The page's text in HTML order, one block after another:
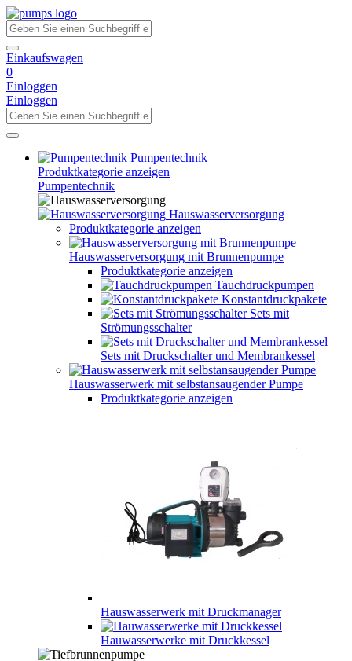
Einkaufswagen
0
Einloggen
Einloggen
Pumpentechnik
Produktkategorie anzeigen
Pumpentechnik
Hauswasserversorgung
Produktkategorie anzeigen
Hauswasserversorgung mit Brunnenpumpe
Produktkategorie anzeigen
Tauchdruckpumpen
Konstantdruckpakete
Sets mit
Strömungsschalter
Sets mit Druckschalter und Membrankessel
Hauswasserwerk mit selbstansaugender Pumpe
Produktkategorie anzeigen
Hauswasserwerk mit Druckmanager
Hauwasserwerke mit Druckkessel